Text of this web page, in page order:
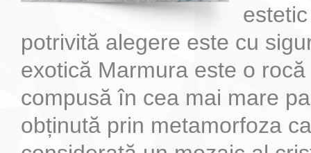
potrivită alegere este cu
exotică Marmura este o
compusă în cea mai mare
obținută prin metamorfoza